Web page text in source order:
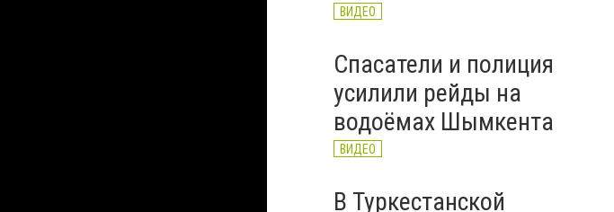
ВИДЕО
Спасатели и полиция
усилили рейды на
водоёмах Шымкента
ВИДЕО
В Туркестанской